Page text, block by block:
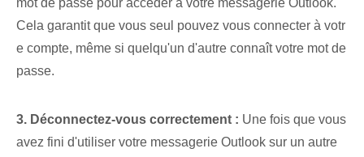
mot de passe pour accéder à votre messagerie Outlook.
Cela garantit que vous seul pouvez vous connecter à votr
e compte, même si quelqu'un d'autre connaît votre mot de
passe.
3. Déconnectez-vous​ correctement : Une fois que vous
avez fini d'utiliser votre messagerie Outlook⁢ sur un autre